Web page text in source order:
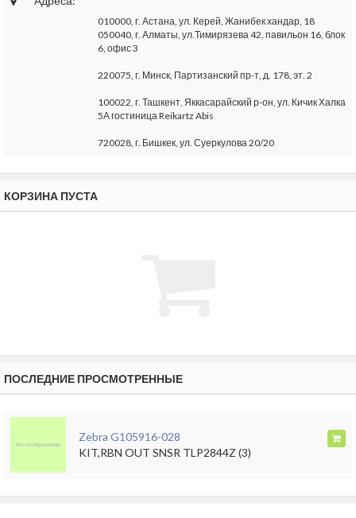
010000, г. Астана, ул. Керей, Жанибек хандар, 18
050040, г. Алматы, ул.Тимирязева 42, павильон 16, блок
6, офис 3
220075, г. Минск, Партизанский пр-т, д. 178, эт. 2
100022, г. Ташкент, Яккасарайский р-он, ул. Кичик Халка
5А гостиница Reikartz Abis
720028, г. Бишкек, ул. Суеркулова 20/20
КОРЗИНА ПУСТА
ПОСЛЕДНИЕ ПРОСМОТРЕННЫЕ
Zebra G105916-028
KIT,RBN OUT SNSR TLP2844Z (3)